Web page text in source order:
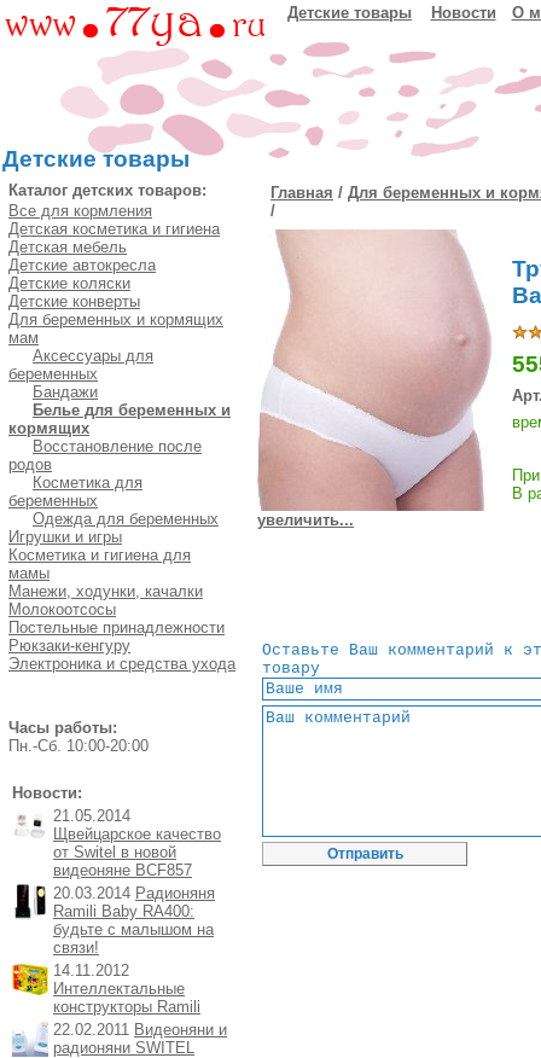
Детские товары
Детские товары Новости О
Каталог детских товаров:
Все для кормления
Детская косметика и гигиена
Детская мебель
Детские автокресла
Детские коляски
Детские конверты
Для беременных и кормящих
мам
Аксессуары для
беременных
Бандажи
Белье для беременных и
кормящих
Восстановление после
родов
Косметика для
беременных
Одежда для беременных
Игрушки и игры
Косметика и гигиена для
мамы
Манежи, ходунки, качалки
Молокоотсосы
Постельные принадлежности
Рюкзаки-кенгуру
Электроника и средства ухода
Часы работы:
Пн.-Cб. 10:00-20:00
Новости:
21.05.2014
Щвейцарское качество
от Switel в новой
видеоняне BCF857
20.03.2014 Радионяня
Ramili Baby RA400:
будьте с малышом на
связи!
14.11.2012
Интеллектальные
конструкторы Ramili
22.02.2011 Видеоняни и
радионяни SWITEL
Главная / Для беременных и
/
увеличить...
В
Оставьте Ваш комментарий к
товару